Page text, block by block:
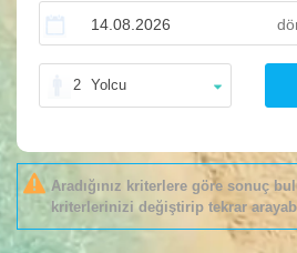
2 Yolcu
Aradığınız kriterlere göre sonuç
kriterlerinizi değiştirip tekrar